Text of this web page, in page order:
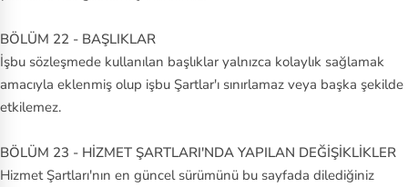
BÖLÜM 22 - BAŞLIKLAR
İşbu sözleşmede kullanılan başlıklar yalnızca kolaylık sağlamak
amacıyla eklenmiş olup işbu Şartlar'ı sınırlamaz veya başka şekilde
etkilemez.
BÖLÜM 23 - HİZMET ŞARTLARI'NDA YAPILAN DEĞİŞİKLİKLER
Hizmet Şartları'nın en güncel sürümünü bu sayfada dilediğiniz